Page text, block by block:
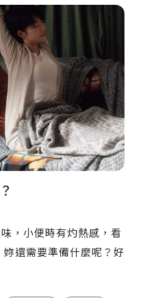
，小便時有灼熱感，看
還需要準備什麼呢？好